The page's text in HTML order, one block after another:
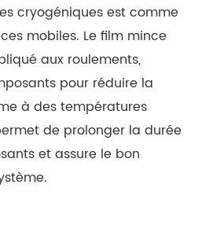
cryogéniques est comme
mobiles. Le film mince
aux roulements,
pour réduire la
à des températures
de prolonger la durée
et assure le bon